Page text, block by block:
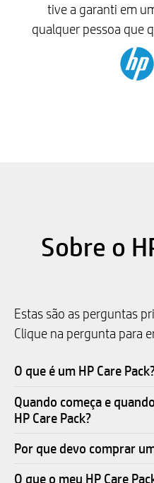
tive a garanti em
qualquer pessoa que
Sobre o
Estas são as perguntas
Clique na pergunta para
O que é um HP Care
Quando começa e
HP Care Pack?
Por que devo comprar
O que o meu HP Care